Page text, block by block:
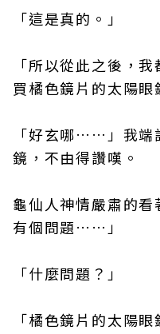
「這是真的。」
「所以從此之後，
買橘色鏡片的太陽眼
「好玄哪……」我端
鏡，不由得讚嘆。
龜仙人神情嚴肅的
有個問題……」
「什麼問題？」
「橘色鏡片的太陽眼